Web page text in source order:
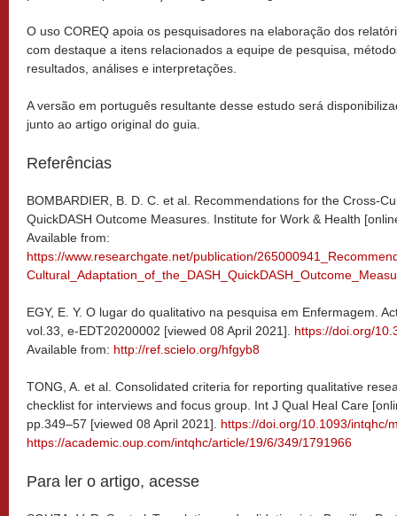
O uso COREQ apoia os pesquisadores na elaboração dos
com destaque a itens relacionados a equipe de pesquisa,
resultados, análises e interpretações.
A versão em português resultante desse estudo será
junto ao artigo original do guia.
Referências
BOMBARDIER, B. D. C. et al. Recommendations for the Cross-
QuickDASH Outcome Measures. Institute for Work & Health
Available from:
https://www.researchgate.net/publication/
EGY, E. Y. O lugar do qualitativo na pesquisa em Enfermagem.
vol.33, e-EDT20200002 [viewed 08 April 2021]. https://doi.org/
Available from: http://ref.scielo.org/hfgyb8
TONG, A. et al. Consolidated criteria for reporting qualitative
checklist for interviews and focus group. Int J Qual Heal Care
pp.349–57 [viewed 08 April 2021]. https://doi.org/10.1093/intqhc/
https://academic.oup.com/intqhc/article/19/6/349/1791966
Para ler o artigo, acesse